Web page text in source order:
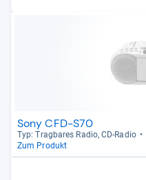
Sony CFD-S70
Typ: Trag­ba­res Radio, CD-​Radio
Zum Produkt